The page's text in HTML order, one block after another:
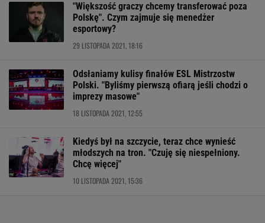
"Większość graczy chcemy transferować poza
Polskę". Czym zajmuje się menedżer
esportowy?
29 LISTOPADA 2021, 18:16
Odsłaniamy kulisy finałów ESL Mistrzostw
Polski. "Byliśmy pierwszą ofiarą jeśli chodzi o
imprezy masowe"
18 LISTOPADA 2021, 12:55
Kiedyś był na szczycie, teraz chce wynieść
młodszych na tron. "Czuję się niespełniony.
Chcę więcej"
10 LISTOPADA 2021, 15:36